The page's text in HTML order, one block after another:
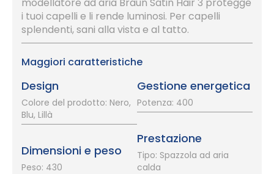
i tuoi capelli e li rende luminosi. Per capelli
splendenti, sani alla vista e al tatto.
Maggiori caratteristiche
Design
Colore del prodotto: Nero,
Blu, Lillà
Dimensioni e peso
Peso: 430
Gestione energetica
Potenza: 400
Prestazione
Tipo: Spazzola ad aria
calda